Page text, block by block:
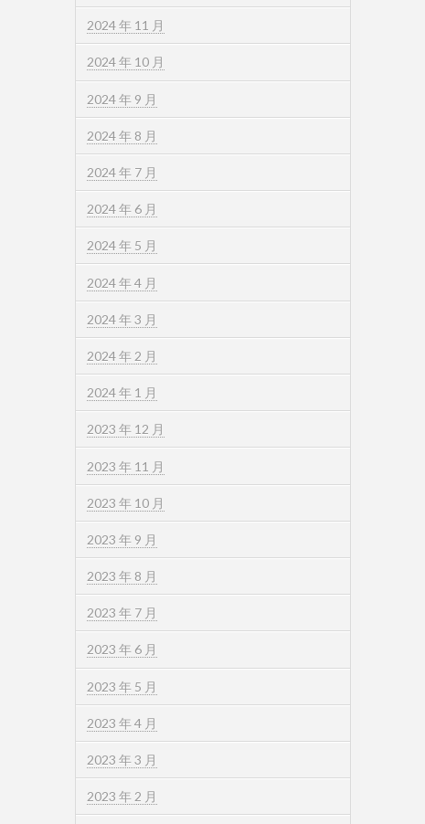
2024 年 11 月
2024 年 10 月
2024 年 9 月
2024 年 8 月
2024 年 7 月
2024 年 6 月
2024 年 5 月
2024 年 4 月
2024 年 3 月
2024 年 2 月
2024 年 1 月
2023 年 12 月
2023 年 11 月
2023 年 10 月
2023 年 9 月
2023 年 8 月
2023 年 7 月
2023 年 6 月
2023 年 5 月
2023 年 4 月
2023 年 3 月
2023 年 2 月